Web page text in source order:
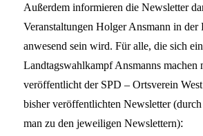
Außerdem informieren die Newsletter
Veranstaltungen Holger Ansmann in der
anwesend sein wird. Für alle, die sich
Landtagswahlkampf Ansmanns machen
veröffentlicht der SPD – Ortsverein
bisher veröffentlichten Newsletter
man zu den jeweiligen Newslettern):